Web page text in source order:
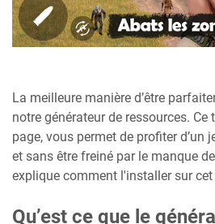
La meilleure manière d’être
notre générateur de ressources.
page, vous permet de profiter d’un
et sans être freiné par le manque
explique comment l'installer sur cet
Qu’est ce que le